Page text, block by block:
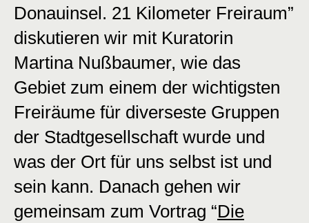
Donauinsel. 21 Kilometer Freiraum”
diskutieren wir mit Kuratorin
Martina Nußbaumer, wie das
Gebiet zum einem der wichtigsten
Freiräume für diverseste Gruppen
der Stadtgesellschaft wurde und
was der Ort für uns selbst ist und
sein kann. Danach gehen wir
gemeinsam zum Vortrag “Die